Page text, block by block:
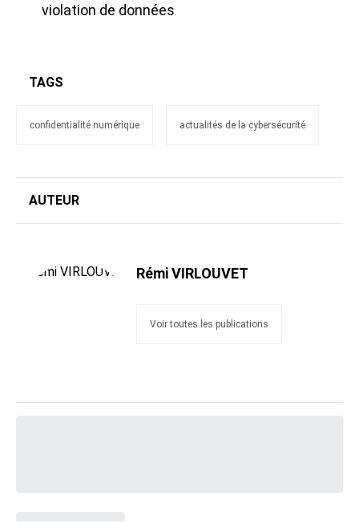
violation de données
TAGS
confidentialité numérique actualités de la cybersécurité
AUTEUR
Rémi VIRLOUVET
Voir toutes les publications